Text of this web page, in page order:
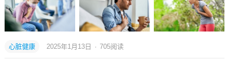
心脏健康 2025年1月13日 · 705阅读